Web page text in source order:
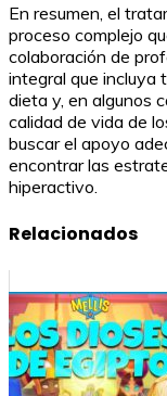
En resumen, el
proceso complejo
colaboración de
integral que incluya
dieta y, en algunos
calidad de vida de
buscar el apoyo
encontrar las
hiperactivo.
Relacionados